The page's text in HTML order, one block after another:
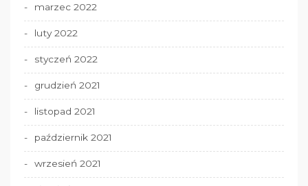
marzec 2022
luty 2022
styczeń 2022
grudzień 2021
listopad 2021
październik 2021
wrzesień 2021